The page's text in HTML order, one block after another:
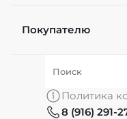
Персонификация
Покупателю
О нас
Политика
8 (916) 291-